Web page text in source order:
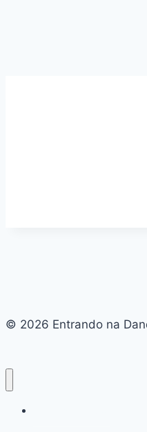
© 2026 Entrando na